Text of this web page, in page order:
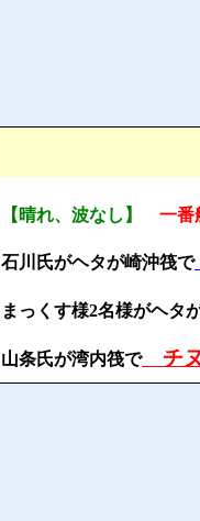
【晴れ、波なし】 一番
石川氏がヘタが崎沖筏で
まっくす様2名様がヘタ
山条氏が湾内筏でチ